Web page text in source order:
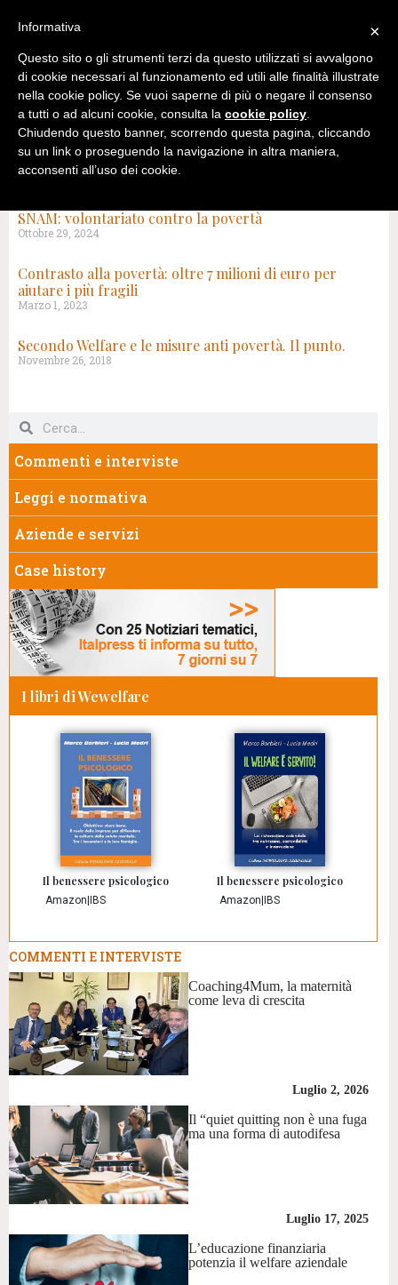
SNAM: volontariato contro la povertà
Ottobre 29, 2024
Contrasto alla povertà: oltre 7 milioni di euro per
aiutare i più fragili
Marzo 1, 2023
Secondo Welfare e le misure anti povertà. Il punto.
Novembre 26, 2018
Commenti e interviste
Leggi e normativa
Aziende e servizi
Case history
I libri di Wewelfare
Il benessere psicologico
Amazon IBS
Il benessere psicologico
Amazon IBS
COMMENTI E INTERVISTE
Coaching4Mum, la maternità
come leva di crescita
Luglio 2, 2026
Il “quiet quitting non è una fuga
ma una forma di autodifesa
Luglio 17, 2025
L’educazione finanziaria
potenzia il welfare aziendale
×
Informativa
Questo sito o gli strumenti terzi da questo utilizzati si avvalgono
di cookie necessari al funzionamento ed utili alle finalità illustrate
nella cookie policy. Se vuoi saperne di più o negare il consenso
a tutti o ad alcuni cookie, consulta la cookie policy.
Chiudendo questo banner, scorrendo questa pagina, cliccando
su un link o proseguendo la navigazione in altra maniera,
acconsenti all’uso dei cookie.